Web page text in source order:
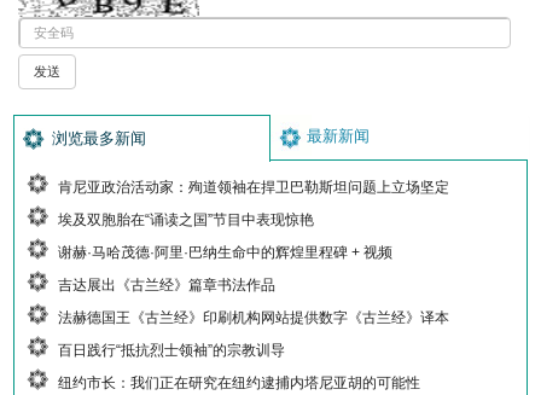
浏览最多新闻 最新新闻
肯尼亚政治活动家：殉道领袖在捍卫巴勒斯坦问题上立场坚定
埃及双胞胎在“诵读之国”节目中表现惊艳
谢赫·马哈茂德·阿里·巴纳生命中的辉煌里程碑 + 视频
吉达展出《古兰经》篇章书法作品
法赫德国王《古兰经》印刷机构网站提供数字《古兰经》译本
百日践行“抵抗烈士领袖”的宗教训导
纽约市长：我们正在研究在纽约逮捕内塔尼亚胡的可能性